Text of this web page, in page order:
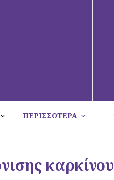
ΠΕΡΙΣΣΟΤΕΡΑ
καρκίνου